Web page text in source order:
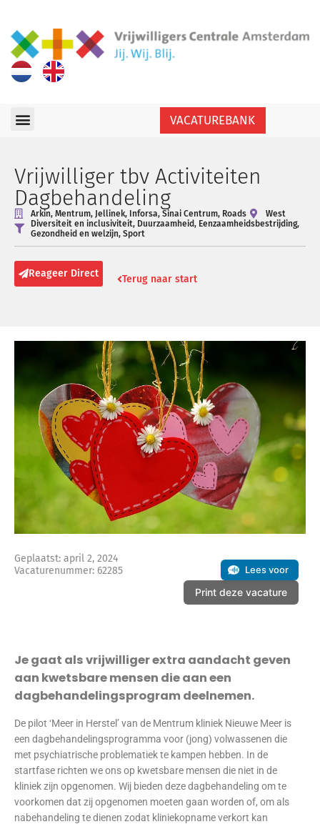
VACATUREBANK
Vrijwilliger tbv Activiteiten
Dagbehandeling
Arkin, Mentrum, Jellinek, Inforsa, Sinai Centrum, Roads
West
Diversiteit en inclusiviteit, Duurzaamheid, Eenzaamheidsbestrijding,
Gezondheid en welzijn, Sport
Reageer Direct Terug naar start
Geplaatst: april 2, 2024
Vacaturenummer: 62285
Print deze vacature
Lees voor
Je gaat als vrijwilliger extra aandacht geven
aan kwetsbare mensen die aan een
dagbehandelingsprogram deelnemen.
De pilot ‘Meer in Herstel’ van de Mentrum kliniek Nieuwe Meer is
een dagbehandelingsprogramma voor (jong) volwassenen die
met psychiatrische problematiek te kampen hebben. In de
startfase richten we ons op kwetsbare mensen die niet in de
kliniek zijn opgenomen. Wij bieden deze dagbehandeling om te
voorkomen dat zij opgenomen moeten gaan worden of, om als
nabehandeling te dienen zodat kliniekopname verkort kan